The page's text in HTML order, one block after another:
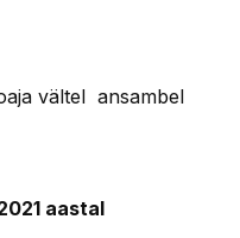
vältel ansambel
aastal